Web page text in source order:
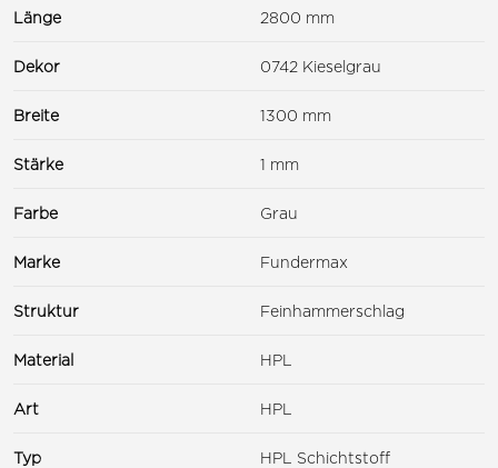
Länge 2800 mm
Dekor 0742 Kieselgrau
Breite 1300 mm
Stärke 1 mm
Farbe Grau
Marke Fundermax
Struktur Feinhammerschlag
Material HPL
Art HPL
Typ HPL Schichtstoff